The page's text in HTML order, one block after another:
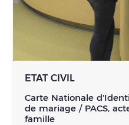
ETAT CIVIL
Carte Nationale
de mariage / PACS,
famille